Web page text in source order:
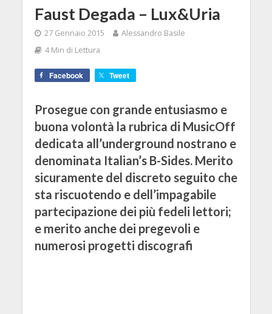
Faust Degada – Lux&Uria
27 Gennaio 2015
Alessandro Basile
4 Min di Lettura
Facebook Tweet
Prosegue con grande entusiasmo e
buona volontà la rubrica di MusicOff
dedicata all’underground nostrano e
denominata Italian’s B-Sides. Merito
sicuramente del discreto seguito che
sta riscuotendo e dell’impagabile
partecipazione dei più fedeli lettori;
e merito anche dei pregevoli e
numerosi progetti discografi